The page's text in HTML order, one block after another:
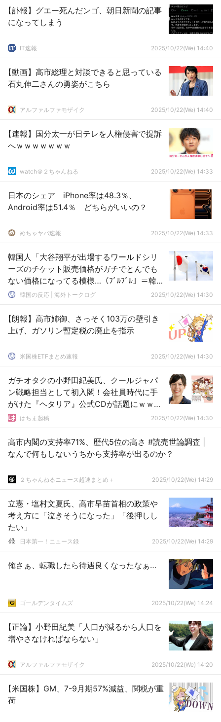
【訃報】グエー死んだンゴ、朝日新聞の記事
になってしまう
IT速報 2025/10/22(We) 14:40
【動画】高市総理と対談できると思っている
石丸伸二さんの勇姿がこちら
アルファルファモザイク 2025/10/22(We) 14:40
【速報】国分太一が日テレを人権侵害で提訴
へｗｗｗｗｗｗｗ
watch＠２ちゃんねる 2025/10/22(We) 14:33
日本のシェア iPhone率は48.3％、
Android率は51.4％ どちらがいいの？
めちゃヤバ速報 2025/10/22(We) 14:33
韓国人「大谷翔平が出場するワールドシリ
ーズのチケット販売価格がガチでとんでも
ない価格になってる模様…（ﾌﾞﾙﾌﾞﾙ」＝韓国
の反応韓国の反応 | 海外トークログ 2025/10/22(We) 14:30
【朗報】高市姉御、さっそく103万の壁引き
上げ、ガソリン暫定税の廃止を指示
米国株ETFまとめ速報 2025/10/22(We) 14:30
ガチオタクの小野田紀美氏、クールジャパ
ン戦略担当として初入閣！会社員時代に手
がけた『ヘタリア』公式CDが話題にｗｗｗ
ｗ はちま起稿 2025/10/22(We) 14:30
高市内閣の支持率71%、歴代5位の高さ #読売世論調査 |
なんで何もしないうちから支持率が出るのか？
２ちゃんねるニュース超速まとめ＋ 2025/10/22(We) 14:29
立憲・塩村文夏氏、高市早苗首相の政策や
考え方に「泣きそうになった」「後押しし
たい」
日本第一！ニュース録 2025/10/22(We) 14:29
俺さぁ、転職したら待遇良くなったなぁ…
ゴールデンタイムズ 2025/10/22(We) 14:24
【正論】小野田紀美「人口が減るから人口を
増やさなければならない」
アルファルファモザイク 2025/10/22(We) 14:20
【米国株】GM、7-9月期57%減益、関税が重
荷